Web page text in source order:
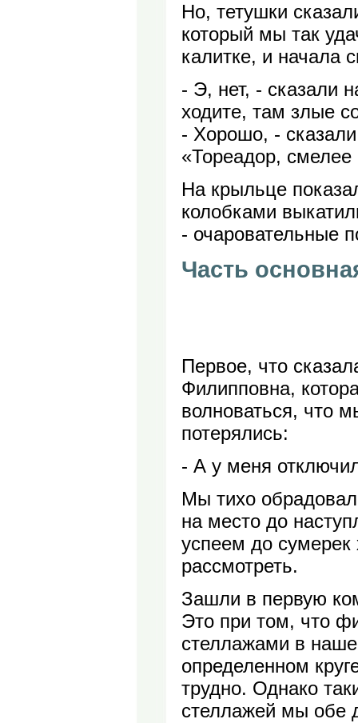
Но, тетушки
который мы так
калитке, и начала
- Э, нет, - сказали
ходите, там злые
- Хорошо, -
«Тореадор, смелее
На крыльце
колобками
- очаровательные
Часть
Первое, что
Филипповна,
волноваться, что
потерялись:
- А у меня
Мы тихо
на место до
успеем до сумерек
рассмотреть.
Зашли в первую
Это при том, что
стеллажами в
определенном
трудно. Однако
стеллажей мы обе